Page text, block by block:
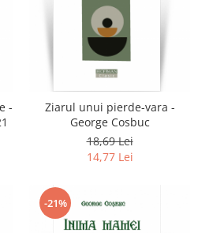
-
Ziarul unui pierde-vara -
George Cosbuc
18,69 Lei
14,77 Lei
-21%